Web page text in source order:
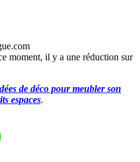
moment, il y a une réduction sur
de déco pour meubler son
espaces.